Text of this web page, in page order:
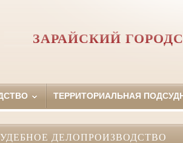
ЗАРАЙСКИЙ
ТЕРРИТОРИАЛЬНАЯ
ДЕЛОПРОИЗВОДСТВО